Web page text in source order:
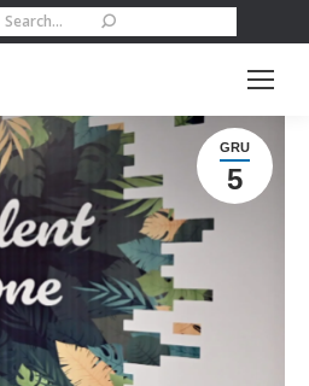
Szukaj:
GRU
5